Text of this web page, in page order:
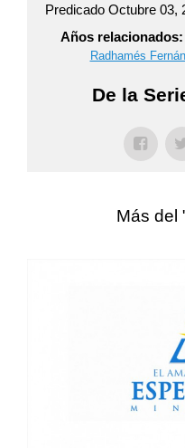
Predicado Octubre 03,
Años relacionados:
Radhamés
De la
Más del